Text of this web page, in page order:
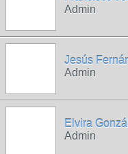
Admin
Jesús
Admin
Elvira
Admin